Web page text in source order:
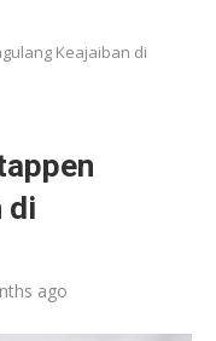
Keajaiban di
di
ago